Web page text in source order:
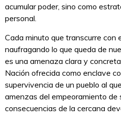
acumular poder, sino como
personal.
Cada minuto que transcurre con
naufragando lo que queda de
es una amenaza clara y
Nación ofrecida como enclave
supervivencia de un pueblo al
amenzas del empeoramiento de
consecuencias de la cercana